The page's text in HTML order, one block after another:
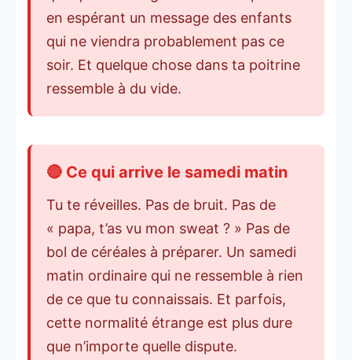
en espérant un message des enfants
qui ne viendra probablement pas ce
soir. Et quelque chose dans ta poitrine
ressemble à du vide.
🔴 Ce qui arrive le samedi matin
Tu te réveilles. Pas de bruit. Pas de
« papa, t’as vu mon sweat ? » Pas de
bol de céréales à préparer. Un samedi
matin ordinaire qui ne ressemble à rien
de ce que tu connaissais. Et parfois,
cette normalité étrange est plus dure
que n’importe quelle dispute.